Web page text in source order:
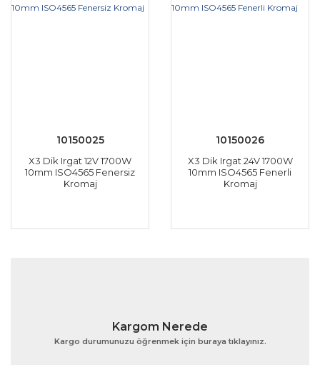
10150025
X3 Dik Irgat 12V 1700W
10mm ISO4565 Fenersiz
Kromaj
10150026
X3 Dik Irgat 24V 1700W
10mm ISO4565 Fenerli
Kromaj
Kargom Nerede
Kargo durumunuzu öğrenmek için buraya tıklayınız.